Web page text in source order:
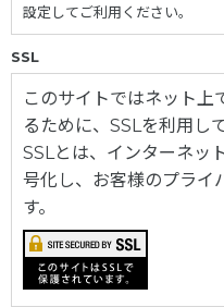
設定してご利用ください。
SSL
このサイトではネット上
るために、SSLを利用し
SSLとは、インターネッ
号化し、お客様のプライ
す。